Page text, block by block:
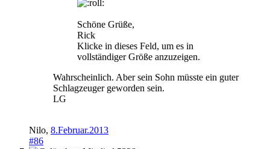
Schöne Grüße,
Rick
Klicke in dieses Feld, um es in
vollständiger Größe anzuzeigen.
Wahrscheinlich. Aber sein Sohn müsste ein guter
Schlagzeuger geworden sein.
LG
Nilo, 8.Februar.2013
#86